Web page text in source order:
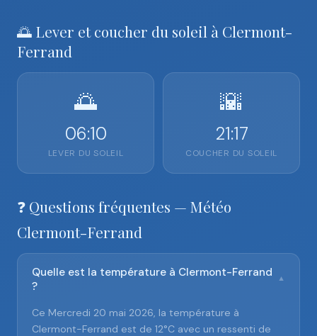
🌅 Lever et coucher du soleil à Clermont-
Ferrand
🌅
06:10
LEVER DU SOLEIL
🌇
21:17
COUCHER DU SOLEIL
❓ Questions fréquentes — Météo
Clermont-Ferrand
Quelle est la température à Clermont-Ferrand
?
▼
Ce Mercredi 20 mai 2026, la température à
Clermont-Ferrand est de 12°C avec un ressenti de